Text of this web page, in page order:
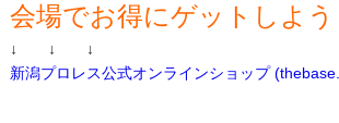
会場でお得にゲットしよう
↓ ↓ ↓
新潟プロレス公式オンラインショップ